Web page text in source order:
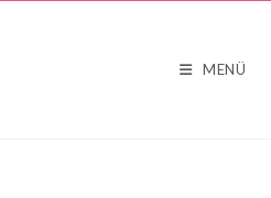
MENÜ